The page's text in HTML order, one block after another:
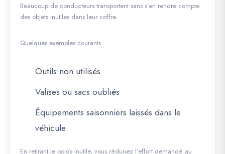
Beaucoup de conducteurs transportent sans s’en rendre compte
des objets inutiles dans leur coffre.
Quelques exemples courants :
Outils non utilisés
Valises ou sacs oubliés
Équipements saisonniers laissés dans le
véhicule
En retirant le poids inutile, vous réduisez l’effort demandé au